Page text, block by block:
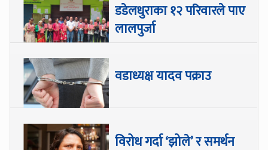
डडेलधुराका १२ परिवारले पाए
लालपुर्जा
वडाध्यक्ष यादव पक्राउ
विरोध गर्दा ‘झोले’ र समर्थन